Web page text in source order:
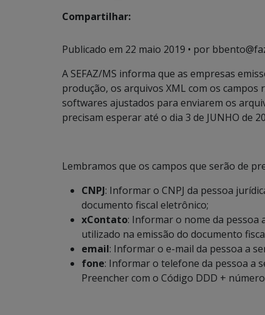
Compartilhar:
Publicado em 22 maio 2019 • por
A SEFAZ/MS informa que as empresas
produção, os arquivos XML com os campos
softwares ajustados para enviarem os
precisam esperar até o dia 3 de JUNHO de
Lembramos que os campos que serão de
CNPJ: Informar o CNPJ da pessoa
documento fiscal eletrônico;
xContato: Informar o nome da pessoa
utilizado na emissão do documento
email: Informar o e-mail da pessoa a
fone: Informar o telefone da pessoa a
Preencher com o Código DDD +